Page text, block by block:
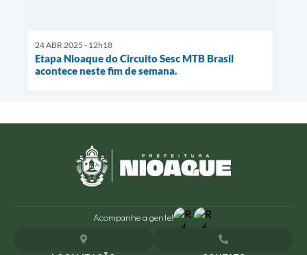
24 ABR 2025 - 12h18
Etapa Nioaque do Circuito Sesc MTB Brasil
acontece neste fim de semana.
Acompanhe a gente!